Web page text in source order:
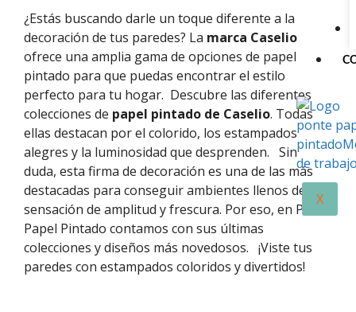
X
¿Estás buscando darle un toque diferente a la
decoración de tus paredes? La marca Caselio
ofrece una amplia gama de opciones de papel
pintado para que puedas encontrar el estilo
perfecto para tu hogar. Descubre las diferentes
colecciones de papel pintado de Caselio. Todas
ellas destacan por el colorido, los estampados
alegres y la luminosidad que desprenden. Sin
duda, esta firma de decoración es una de las más
destacadas para conseguir ambientes llenos de luz,
sensación de amplitud y frescura. Por eso, en Ponte
Papel Pintado contamos con sus últimas
colecciones y diseños más novedosos. ¡Viste tus
paredes con estampados coloridos y divertidos!